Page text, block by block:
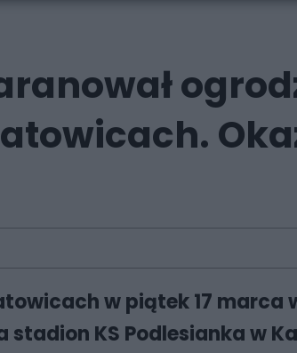
w piątek 17 marca
KS Podlesianka w